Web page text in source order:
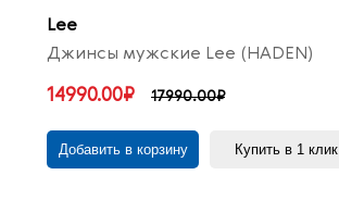
Lee
Джинсы мужские Lee (HADEN)
14990.00₽ 17990.00₽
Добавить в корзину Купить в 1 клик